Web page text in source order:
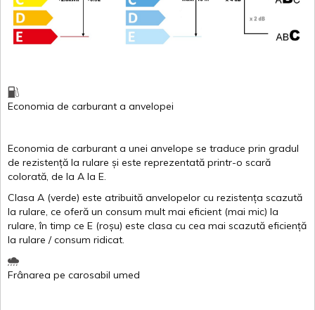
Economia de carburant a anvelopei
Economia de carburant a unei anvelope se traduce prin gradul
de rezistență la rulare și este reprezentată printr-o scară
colorată, de la A la E.
Clasa A (verde) este atribuită anvelopelor cu rezistența scazută
la rulare, ce oferă un consum mult mai eficient (mai mic) la
rulare,în timp ce E (roșu) este clasa cu cea mai scazută eficiență
la rulare /consum ridicat.
Frânarea pe carosabil umed